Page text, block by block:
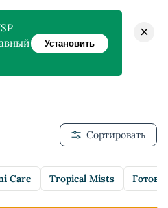
Сортировать
Care Tropical Mists
Установить
×